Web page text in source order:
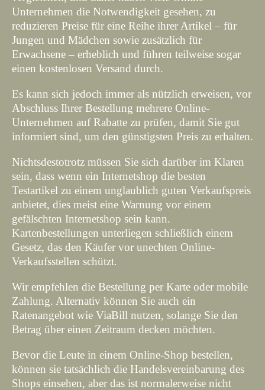
Unternehmen die Notwendigkeit gesehen, zu
reduzieren Preise für eine Reihe ihrer Artikel – für
Jungen und Mädchen sowie zusätzlich für
Erwachsene – erheblich und führen teilweise sogar
einen kostenlosen Versand durch.
Es kann sich jedoch immer als nützlich erweisen, vor
Abschluss Ihrer Bestellung mehrere Online-
Unternehmen auf Rabatte zu prüfen, damit Sie gut
informiert sind, um den günstigsten Preis zu erhalten.
Nichtsdestotrotz müssen Sie sich darüber im Klaren
sein, dass wenn ein Internetshop die besten
Testartikel zu einem unglaublich guten Verkaufspreis
anbietet, dies meist eine Warnung vor einem
gefälschten Internetshop sein kann.
Kartenbestellungen unterliegen schließlich einem
Gesetz, das den Käufer vor unechten Online-
Verkaufsstellen schützt.
Wir empfehlen die Bestellung per Karte oder mobile
Zahlung. Alternativ können Sie auch ein
Ratenangebot wie ViaBill nutzen, solange Sie den
Betrag über einen Zeitraum decken möchten.
Bevor die Leute in einem Online-Shop bestellen,
können sie tatsächlich die Handelsvereinbarung des
Shops einsehen, aber das ist normalerweise nicht